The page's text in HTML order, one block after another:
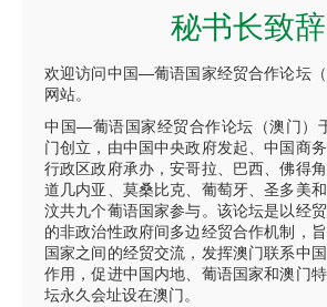
秘书长致辞
欢迎访问中国—葡语国家经贸合作论坛
网站。
中国—葡语国家经贸合作论坛（澳门）
门创立，由中国中央政府发起、中国商
行政区政府承办，安哥拉、巴西、佛得
道几内亚、莫桑比克、葡萄牙、圣多美
汶共九个葡语国家参与。该论坛是以经
的非政治性政府间多边经贸合作机制，
国家之间的经贸交流，发挥澳门联系中
作用，促进中国内地、葡语国家和澳门
坛永久会址设在澳门。